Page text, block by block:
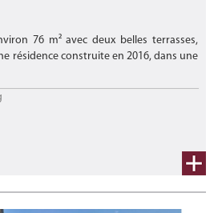
76 m² avec deux belles terrasses,
résidence construite en 2016, dans une
à pro ...